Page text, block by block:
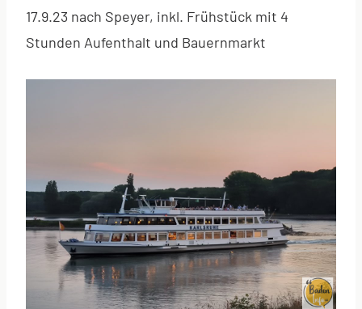
17.9.23 nach Speyer, inkl. Frühstück mit 4
Stunden Aufenthalt und Bauernmarkt